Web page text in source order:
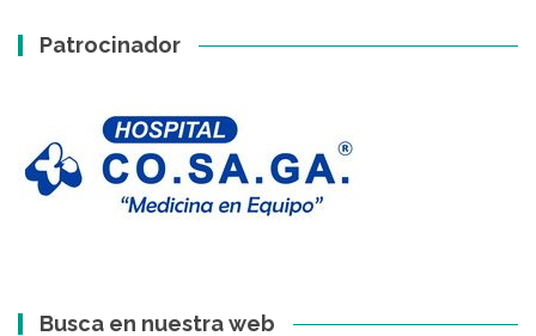
Patrocinador
Busca en nuestra web